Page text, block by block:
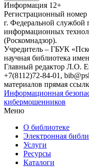
Информация 12+
Регистрационный
г. Федеральной службой
информационных
(Роскомнадзор).
Учредитель – ГБУК
научная библиотека
Главный редактор Л.О.
+7(8112)72-84-01,
материалов прямая
Информационная
кибермошенников
Меню
О библиотеке
Электронная
Услуги
Ресурсы
Каталоги